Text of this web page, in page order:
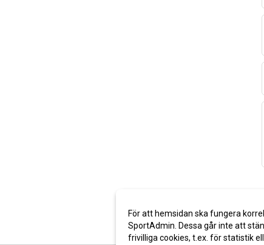
För att hemsidan ska fungera
SportAdmin. Dessa går inte att
frivilliga cookies, t.ex. för statistik